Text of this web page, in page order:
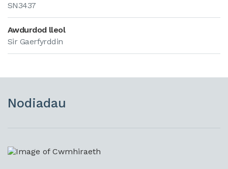
SN3437
Awdurdod lleol
Sir Gaerfyrddin
Nodiadau